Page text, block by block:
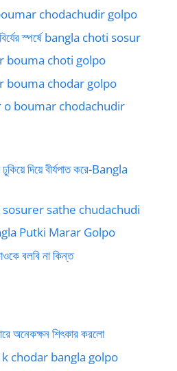
boumar chodachudir golpo
বির্যের স্পর্ষে bangla choti sosur
bouma choti golpo
bouma chodar golpo
o boumar chodachudir
দিয়ে বীর্যপাত করে-Bangla
sosurer sathe chudachudi
Putki Marar Golpo
বলবি না কিন্ত
অনেকক্ষন শিৎকার করলো
k chodar bangla golpo